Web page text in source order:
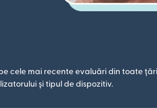
cele mai recente evaluări din toate
și tipul de dispozitiv.